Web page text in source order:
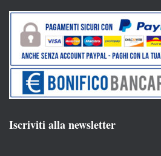
Iscriviti alla newsletter